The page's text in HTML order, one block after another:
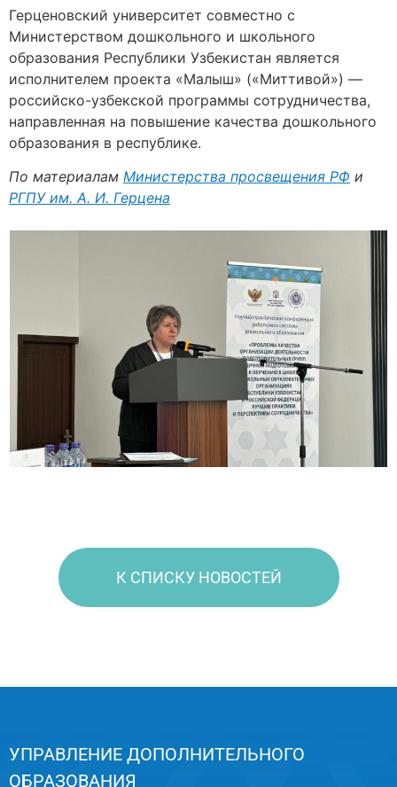
Герценовский университет совместно с
Министерством дошкольного и школьного
образования Республики Узбекистан является
исполнителем проекта «Малыш» («Миттивой») —
российско-узбекской программы сотрудничества,
направленная на повышение качества дошкольного
образования в республике.
По материалам Министерства просвещения РФ и
РГПУ им. А. И. Герцена
К СПИСКУ НОВОСТЕЙ
УПРАВЛЕНИЕ ДОПОЛНИТЕЛЬНОГО
ОБРАЗОВАНИЯ